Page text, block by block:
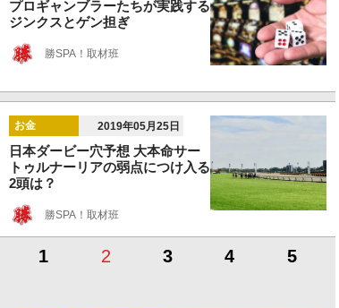
プロギャンブラーたちが実践する
ジンクスとゲン担ぎ
勝SPA！取材班
お金 2019年05月25日
日本ダービー穴予想 大本命サー
トゥルナーリアの弱点につけ入る
2頭は？
勝SPA！取材班
1 2 3 4 5